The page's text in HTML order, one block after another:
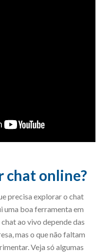
chat online?
precisa explorar o chat
uma boa ferramenta em
ao vivo depende das
mas o que não faltam
Veja só algumas